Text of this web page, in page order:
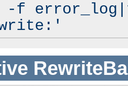
f